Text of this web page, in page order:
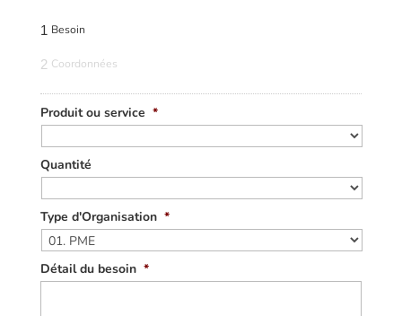
1 Besoin
2 Coordonnées
Produit ou service *
Quantité
Type d'Organisation *
Détail du besoin *